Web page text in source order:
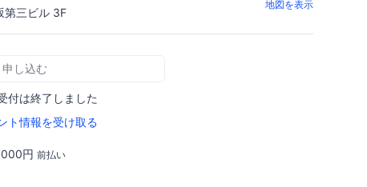
第三ビル 3F
地図を表示
申し込む
付は終了しました
ト情報を受け取る
円 前払い